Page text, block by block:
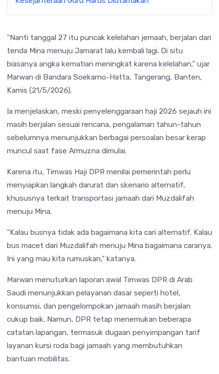
“Nanti tanggal 27 itu puncak kelelahan jemaah, berjalan dari
tenda Mina menuju Jamarat lalu kembali lagi. Di situ
biasanya angka kematian meningkat karena kelelahan,” ujar
Marwan di Bandara Soekarno-Hatta, Tangerang, Banten,
Kamis (21/5/2026).
Ia menjelaskan, meski penyelenggaraan haji 2026 sejauh ini
masih berjalan sesuai rencana, pengalaman tahun-tahun
sebelumnya menunjukkan berbagai persoalan besar kerap
muncul saat fase Armuzna dimulai.
Karena itu, Timwas Haji DPR menilai pemerintah perlu
menyiapkan langkah darurat dan skenario alternatif,
khususnya terkait transportasi jamaah dari Muzdalifah
menuju Mina.
“Kalau busnya tidak ada bagaimana kita cari alternatif. Kalau
bus macet dari Muzdalifah menuju Mina bagaimana caranya.
Ini yang mau kita rumuskan,” katanya.
Marwan menuturkan laporan awal Timwas DPR di Arab
Saudi menunjukkan pelayanan dasar seperti hotel,
konsumsi, dan pengelompokan jamaah masih berjalan
cukup baik. Namun, DPR tetap menemukan beberapa
catatan lapangan, termasuk dugaan penyimpangan tarif
layanan kursi roda bagi jamaah yang membutuhkan
bantuan mobilitas.